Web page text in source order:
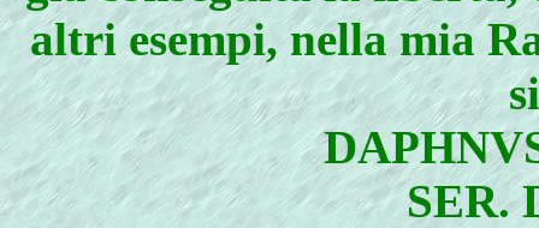
altri esempi, nella mia
SER.